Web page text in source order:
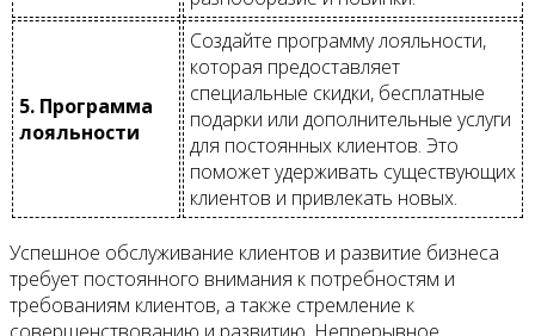
5. Программа
лояльности
Создайте программу лояльности,
которая предоставляет
специальные скидки, бесплатные
подарки или дополнительные услуги
для постоянных клиентов. Это
поможет удерживать существующих
клиентов и привлекать новых.
Успешное обслуживание клиентов и развитие бизнеса
требует постоянного внимания к потребностям и
требованиям клиентов, а также стремление к